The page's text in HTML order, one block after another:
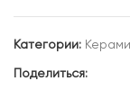
Категории:
Поделиться: